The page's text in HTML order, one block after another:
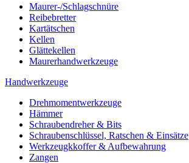
Maurer-/Schlagschnüre
Reibebretter
Kartätschen
Kellen
Glättekellen
Maurerhandwerkzeuge
Handwerkzeuge
Drehmomentwerkzeuge
Hämmer
Schraubendreher & Bits
Schraubenschlüssel, Ratschen & Einsätze
Werkzeugkkoffer & Aufbewahrung
Zangen